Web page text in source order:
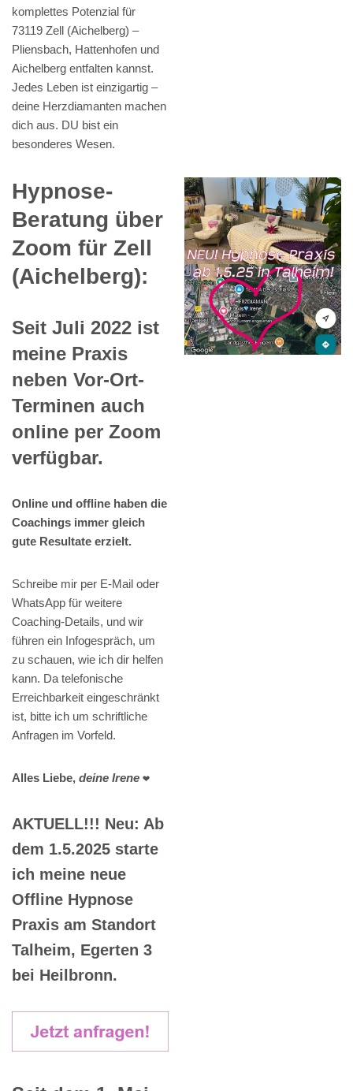
komplettes Potenzial für
73119 Zell (Aichelberg) –
Pliensbach, Hattenhofen und
Aichelberg entfalten kannst.
Jedes Leben ist einzigartig –
deine Herzdiamanten machen
dich aus. DU bist ein
besonderes Wesen.
Hypnose-
Beratung über
Zoom für Zell
(Aichelberg):
Seit Juli 2022 ist
meine Praxis
neben Vor-Ort-
Terminen auch
online per Zoom
verfügbar.
Online und offline haben die
Coachings immer gleich
gute Resultate erzielt.
Schreibe mir per E-Mail oder
WhatsApp für weitere
Coaching-Details, und wir
führen ein Infogespräch, um
zu schauen, wie ich dir helfen
kann. Da telefonische
Erreichbarkeit eingeschränkt
ist, bitte ich um schriftliche
Anfragen im Vorfeld.
Alles Liebe, deine Irene ❤️
AKTUELL!!! Neu: Ab
dem 1.5.2025 starte
ich meine neue
Offline Hypnose
Praxis am Standort
Talheim, Egerten 3
bei Heilbronn.